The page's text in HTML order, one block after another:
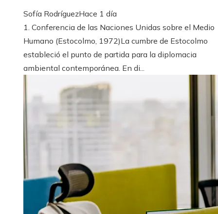
Sofía RodríguezHace 1 día
1. Conferencia de las Naciones Unidas sobre el Medio
Humano (Estocolmo, 1972)La cumbre de Estocolmo
estableció el punto de partida para la diplomacia
ambiental contemporánea. En di...